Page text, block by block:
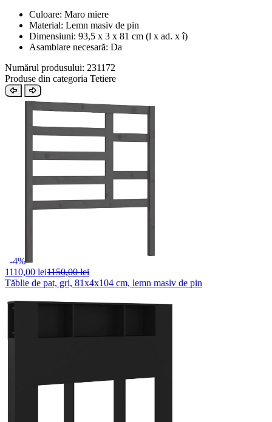
Culoare: Maro miere
Material: Lemn masiv de pin
Dimensiuni: 93,5 x 3 x 81 cm (l x ad. x î)
Asamblare necesară: Da
Numărul produsului: 231172
Produse din categoria Tetiere
-4%
1110,00 lei1150,00 lei
Tăblie de pat, gri, 81x4x104 cm, lemn masiv de pin